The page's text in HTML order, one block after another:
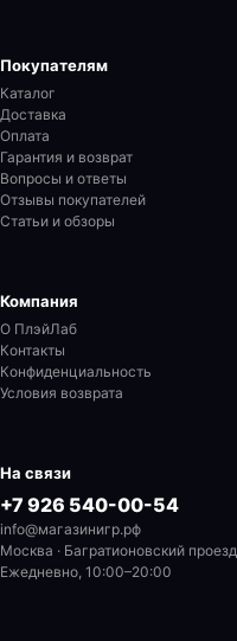
Покупателям
Каталог
Доставка
Оплата
Гарантия и возврат
Вопросы и ответы
Отзывы покупателей
Статьи и обзоры
Компания
О ПлэйЛаб
Контакты
Конфиденциальность
Условия возврата
На связи
+7 926 540-00-54
info@магазинигр.рф
Москва · Багратионовский
Ежедневно, 10:00–20:00